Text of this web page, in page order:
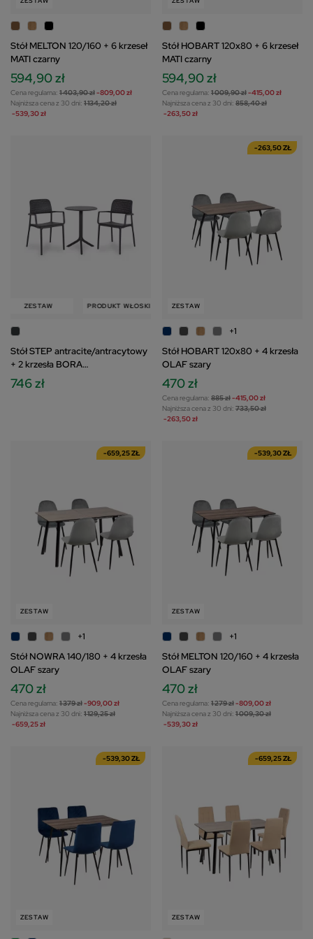
Stół MELTON 120/160 + 6 krzeseł
MATI czarny
594,90 zł
Cena regularna: 1 403,90 zł-809,00 zł
Najniższa cena z 30 dni: 1 134,20 zł
-539,30 zł
Stół HOBART 120x80 + 6 krzeseł
MATI czarny
594,90 zł
Cena regularna: 1 009,90 zł-415,00 zł
Najniższa cena z 30 dni: 858,40 zł
-263,50 zł
ZESTAW PRODUKT WŁOSKI ZESTAW
Stół STEP antracite/antracytowy
+ 2 krzesła BORA
antracite/antracytowy
746 zł
-263,50 ZŁ
ZESTAW
+1
Stół HOBART 120x80 + 4 krzesła
OLAF szary
470 zł
Cena regularna: 885 zł-415,00 zł
Najniższa cena z 30 dni: 733,50 zł
-263,50 zł
-659,25 ZŁ
ZESTAW
+1
Stół NOWRA 140/180 + 4 krzesła
OLAF szary
470 zł
Cena regularna: 1 379 zł-909,00 zł
Najniższa cena z 30 dni: 1 129,25 zł
-659,25 zł
-539,30 ZŁ
ZESTAW
+1
Stół MELTON 120/160 + 4 krzesła
OLAF szary
470 zł
Cena regularna: 1 279 zł-809,00 zł
Najniższa cena z 30 dni: 1 009,30 zł
-539,30 zł
-539,30 ZŁ
ZESTAW
-659,25 ZŁ
ZESTAW